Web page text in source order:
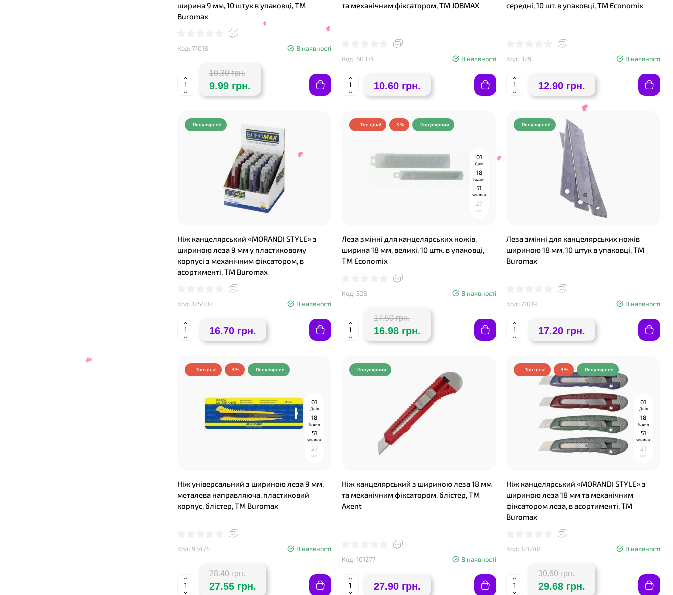
ширина 9 мм, 10 штук в упаковці, TM
Buromax
Код: 71018 В наявності
10.30 грн.
9.99 грн.
та механічним фіксатором, ТМ JOBMAX
Код: 60371 В наявності
10.60 грн.
середні, 10 шт. в упаковці, ТМ Economix
Код: 329 В наявності
12.90 грн.
Популярний
Ніж канцелярський «MORANDI STYLE» з
шириною леза 9 мм у пластиковому
корпусі з механічним фіксатором, в
асортименті, ТМ Buromax
Код: 125402 В наявності
16.70 грн.
Топ ціна! -3 % Популярний
01
Днів
18
Годин
51
хвилин
26
сек
Леза змінні для канцелярських ножів,
ширина 18 мм, великі, 10 штк. в упаковці,
TM Economix
Код: 328 В наявності
17.50 грн.
16.98 грн.
Популярний
Леза змінні для канцелярських ножів
шириною 18 мм, 10 штук в упаковці, TM
Buromax
Код: 71019 В наявності
17.20 грн.
Топ ціна! -3 % Популярний
01
Днів
18
Годин
51
хвилин
26
сек
Ніж універсальний з шириною леза 9 мм,
металева направляюча, пластиковий
корпус, блістер, TM Buromax
Код: 93474 В наявності
28.40 грн.
27.55 грн.
Популярний
Ніж канцелярський з шириною леза 18 мм
та механічним фіксатором, блістер, TM
Axent
Код: 101277 В наявності
27.90 грн.
Топ ціна! -3 % Популярний
01
Днів
18
Годин
51
хвилин
26
сек
Ніж канцелярський «MORANDI STYLE» з
шириною леза 18 мм та механічним
фіксатором леза, в асортименті, ТМ
Buromax
Код: 121248 В наявності
30.60 грн.
29.68 грн.
❤
❤
❤